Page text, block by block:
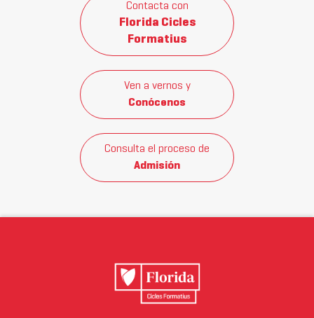
Contacta con
Florida Cicles
Formatius
Ven a vernos y
Conócenos
Consulta el proceso de
Admisión